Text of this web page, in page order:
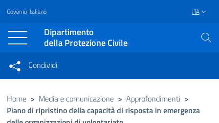
Vai al contenuto principale
Raggiungi il piè di pagina
Governo Italiano ITA
Dipartimento
della Protezione Civile
Condividi su Facebook
Condividi su Twitter
Condividi su LinkedIn
Condividi
Condividi sui social network
Home > Media e comunicazione > Approfondimenti >
Piano di ripristino della capacità di risposta in emergenza